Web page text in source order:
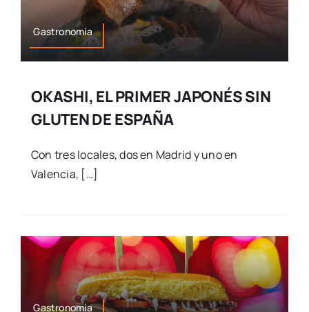
Gastronomía
OKASHI, EL PRIMER JAPONÉS SIN
GLUTEN DE ESPAÑA
Con tres locales, dos en Madrid y uno en
Valencia, […]
Gastronomía